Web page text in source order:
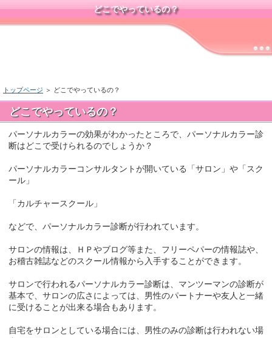
どこでやっているの？
トップページ ＞ どこでやっているの？
どこでやっているの？
パーソナルカラーの効果がわかったところで、パーソナルカラー診
断はどこで受けられるのでしょうか？
パーソナルカラーコンサルタントが開いている「サロン」や「スク
ール」
「カルチャースクール」
などで、パーソナルカラー診断が行われています。
サロンの情報は、ＨＰやブログ等また、フリーペパーの情報誌や、
お稽古雑誌などのスクール情報から入手することができます。
サロンで行われるパーソナルカラー診断は、マンツーマンの診断が
基本で、サロンの広さによっては、男性のパートナーや友人と一緒
に受けることが出来る場合もあります。
自宅をサロンとしている場合には、男性のみの診断は行われない場